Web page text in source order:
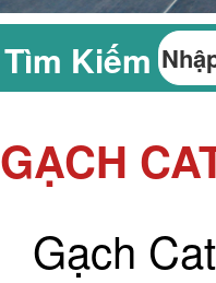
Tìm Kiếm
GẠCH
Gạch